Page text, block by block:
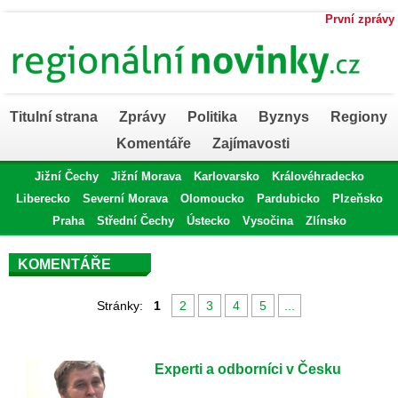
První zprávy
Titulní strana Zprávy Politika Byznys
Regiony
Komentáře
Zajímavosti
Jižní Čechy Jižní Morava Karlovarsko
Královéhradecko
Liberecko
Severní Morava Olomoucko Pardubicko
Plzeňsko
Praha
Střední Čechy Ústecko Vysočina Zlínsko
KOMENTÁŘE
Stránky: 1 2 3 4 5
Experti a odborníci v Česku